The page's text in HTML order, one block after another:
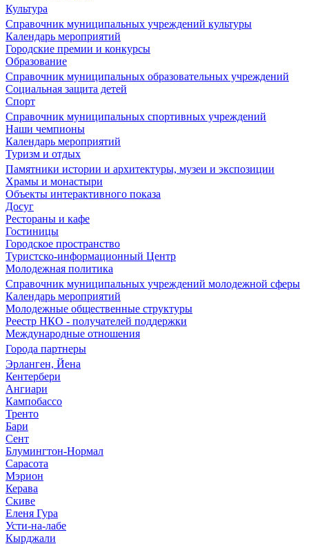
Культура
Справочник муниципальных учреждений культуры
Календарь мероприятий
Городские премии и конкурсы
Образование
Справочник муниципальных образовательных учреждений
Социальная защита детей
Спорт
Справочник муниципальных спортивных учреждений
Наши чемпионы
Календарь мероприятий
Туризм и отдых
Памятники истории и архитектуры, музеи и экспозиции
Храмы и монастыри
Объекты интерактивного показа
Досуг
Рестораны и кафе
Гостиницы
Городское пространство
Туристско-информационный Центр
Молодежная политика
Справочник муниципальных учреждений молодежной сферы
Календарь мероприятий
Молодежные общественные структуры
Реестр НКО - получателей поддержки
Международные отношения
Города партнеры
Эрланген, Йена
Кентербери
Ангиари
Кампобассо
Тренто
Бари
Сент
Блумингтон-Нормал
Сарасота
Мэрион
Керава
Скиве
Еленя Гура
Усти-на-лабе
Кырджали